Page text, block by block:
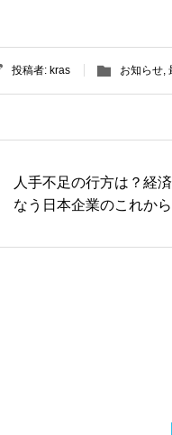
投稿者: kras お知らせ,
人手不足の行方は？経
なう日本企業のこれから